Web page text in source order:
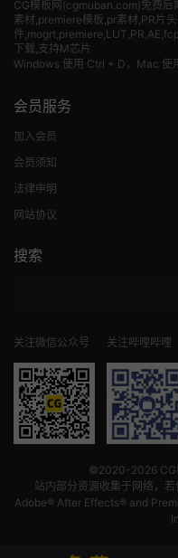
CG模板网(cgmuban.com)免费
素材 ,premiere模板,pr素材,PR片
件
下载,支持M芯片
Windows 使用 Ctrl + D，Mac 使
会员服务
加入会员
会员须知
法律申明
网站协议
搜索
关注微信公众号 关注哔哩哔哩
©2020-2026
站内部分资源收集于网络，
Adobe® After Effects® and